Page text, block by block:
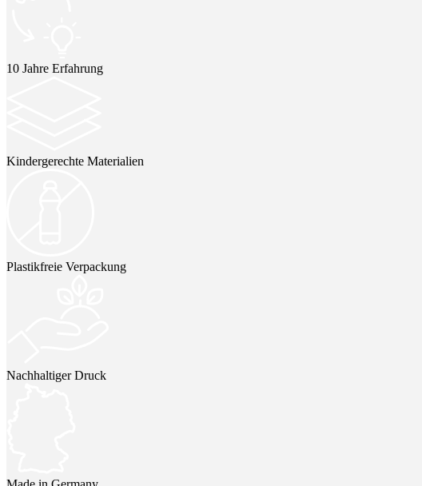
10 Jahre Erfahrung
Kindergerechte Materialien
Plastikfreie Verpackung
Nachhaltiger Druck